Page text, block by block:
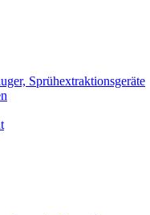
Sprühextraktionsgeräte